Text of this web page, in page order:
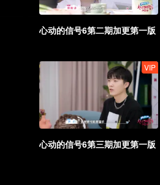
心动的信号6第二期加更第一版
VIP
心动的信号6第三期加更第一版